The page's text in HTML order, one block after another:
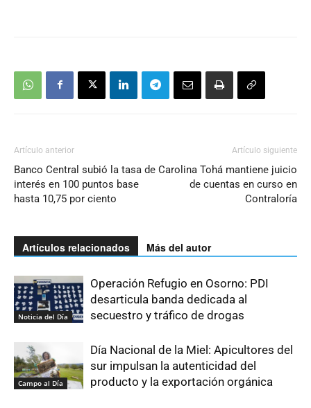
Artículo anterior
Banco Central subió la tasa de
interés en 100 puntos base
hasta 10,75 por ciento
Artículo siguiente
Carolina Tohá mantiene juicio
de cuentas en curso en
Contraloría
Artículos relacionados Más del autor
Noticia del Día
Operación Refugio en Osorno: PDI
desarticula banda dedicada al
secuestro y tráfico de drogas
Campo al Día
Día Nacional de la Miel: Apicultores del
sur impulsan la autenticidad del
producto y la exportación orgánica